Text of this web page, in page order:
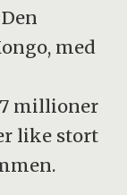
med
millioner
like stort